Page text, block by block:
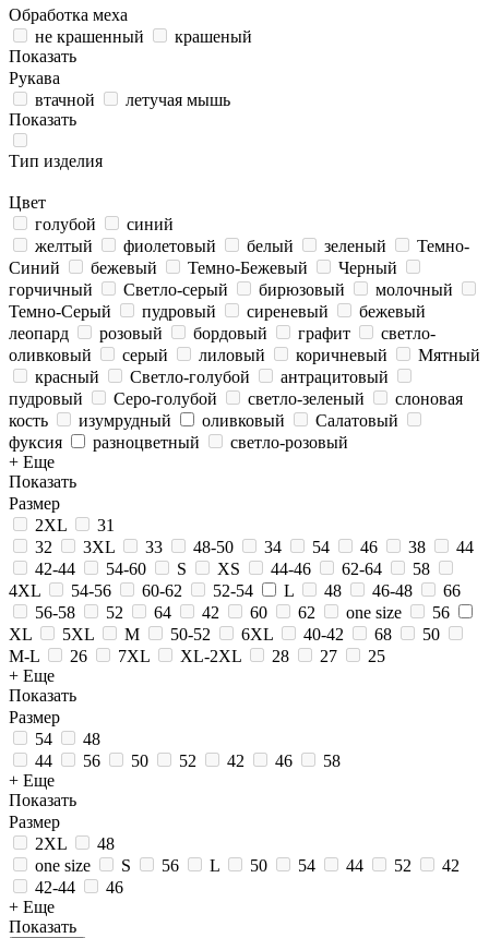
Обработка меха
не крашенный
крашеный
Показать
Рукава
втачной
летучая мышь
Показать
Тип изделия
Цвет
голубой
синий
желтый
фиолетовый белый зеленый
Темно-
Синий
бежевый Темно-Бежевый
Черный
горчичный
Светло-серый бирюзовый
молочный
Темно-Серый
пудровый сиреневый
бежевый
леопард
розовый бордовый графит
светло-
оливковый
серый лиловый коричневый
Мятный
красный
Светло-голубой
антрацитовый
пудровый
Серо-голубой светло-зеленый
слоновая
кость
изумрудный оливковый
Салатовый
фуксия
разноцветный
светло-розовый
+ Еще
Показать
Размер
2XL
31
32
3XL 33 48-50 34 54 46 38
44
42-44
54-60 S XS 44-46 62-64
58
4XL
54-56 60-62 52-54 L 48 46-48
66
56-58
52 64 42 60 62 one size
56
XL
5XL M 50-52 6XL 40-42 68
50
M-L
26 7XL XL-2XL 28 27
25
+ Еще
Показать
Размер
54
48
44
56 50 52 42 46
58
+ Еще
Показать
Размер
2XL
48
one size
S 56 L 50 54 44 52
42
42-44
46
+ Еще
Показать